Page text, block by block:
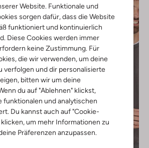
Website. Funktionale und
sorgen dafür, dass die Website
funktioniert und kontinuierlich
Diese Cookies werden immer
keine Zustimmung. Für
die wir verwenden, um deine
verfolgen und dir personalisierte
bitten wir um deine
du auf "Ablehnen" klickst,
funktionalen und analytischen
Du kannst auch auf "Cookie-
um mehr Informationen zu
Präferenzen anzupassen.